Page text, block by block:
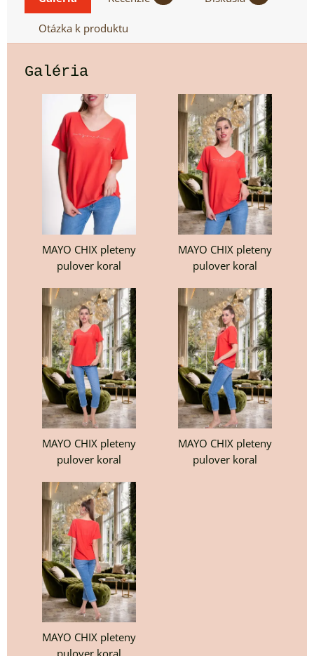
Otázka k produktu
Galéria
MAYO CHIX pleteny
pulover koral
MAYO CHIX pleteny
pulover koral
MAYO CHIX pleteny
pulover koral
MAYO CHIX pleteny
pulover koral
MAYO CHIX pleteny